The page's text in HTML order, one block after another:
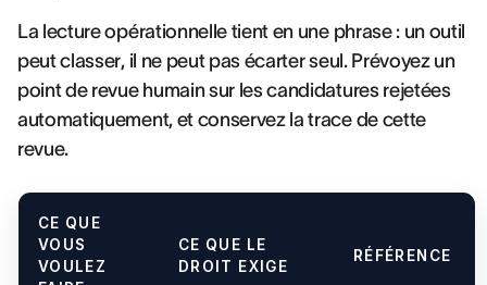
La lecture opérationnelle tient en une phrase : un outil
peut classer, il ne peut pas écarter seul. Prévoyez un
point de revue humain sur les candidatures rejetées
automatiquement, et conservez la trace de cette
revue.
CE QUE
VOUS
VOULEZ
CE QUE LE
DROIT EXIGE
RÉFÉRENCE